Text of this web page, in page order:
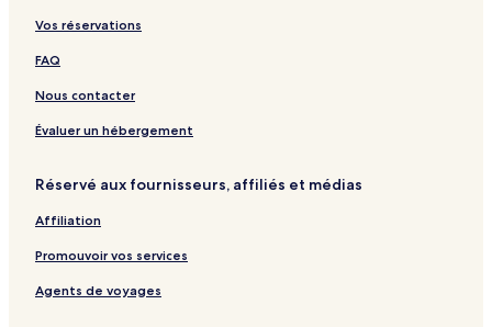
u
c
h
s
e
l
u
c
h
e
e
n
m
i
e
d
e
r
n
e
a
n
o
r
m
p
r
t
m
e
Vos réservations
FAQ
Nous contacter
Évaluer un hébergement
Réservé aux fournisseurs, affiliés et médias
Affiliation
Promouvoir vos services
Agents de voyages